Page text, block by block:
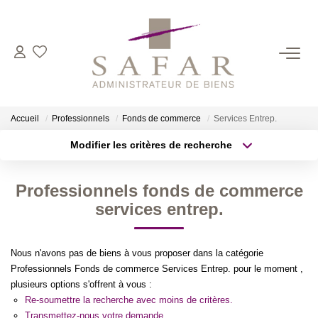
NOS CABINETS
Safar
Cadot Beauplet – Safar
Gescofim – Finorgest Paris
Gescofim - Finorgest Aulnay
NOS MÉTIERS
Accueil Professionnels Fonds de commerce Services Entrep.
Modifier les critères de recherche
Type de bien
Plus de critères
Professionnels fonds de commerce
services entrep.
Nous n'avons pas de biens à vous proposer dans la catégorie
Professionnels Fonds de commerce Services Entrep. pour le moment ,
plusieurs options s'offrent à vous :
Re-soumettre la recherche avec moins de critères.
Transmettez-nous votre demande